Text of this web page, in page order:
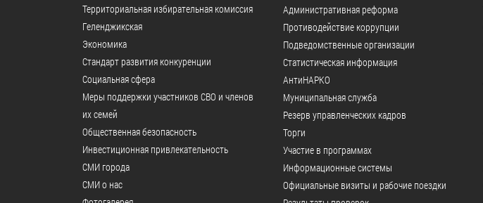
Территориальная избирательная комиссия
Геленджикcкая
Экономика
Стандарт развития конкуренции
Социальная сфера
Меры поддержки участников СВО и членов
их семей
Общественная безопасность
Инвестиционная привлекательность
СМИ города
СМИ о нас
Административная реформа
Противодействие коррупции
Подведомственные организации
Статистическая информация
АнтиНАРКО
Муниципальная служба
Резерв управленческих кадров
Торги
Участие в программах
Информационные системы
Официальные визиты и рабочие поездки